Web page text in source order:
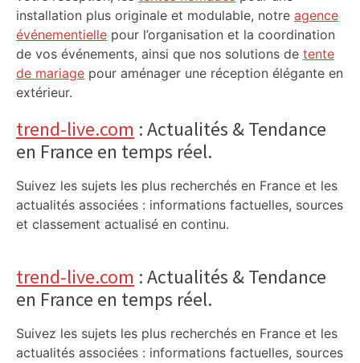
installation plus originale et modulable, notre agence
événementielle pour l’organisation et la coordination
de vos événements, ainsi que nos solutions de tente
de mariage pour aménager une réception élégante en
extérieur.
trend-live.com : Actualités & Tendance
en France en temps réel.
Suivez les sujets les plus recherchés en France et les
actualités associées : informations factuelles, sources
et classement actualisé en continu.
trend-live.com : Actualités & Tendance
en France en temps réel.
Suivez les sujets les plus recherchés en France et les
actualités associées : informations factuelles, sources